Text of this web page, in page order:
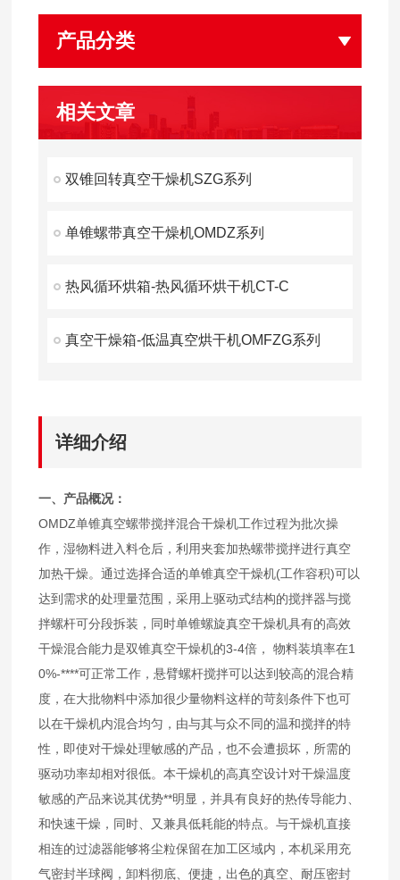
产品分类
相关文章
双锥回转真空干燥机SZG系列
单锥螺带真空干燥机OMDZ系列
热风循环烘箱-热风循环烘干机CT-C
真空干燥箱-低温真空烘干机OMFZG系列
详细介绍
一、产品概况：
OMDZ单锥真空螺带搅拌混合干燥机工作过程为批次操
作，湿物料进入料仓后，利用夹套加热螺带搅拌进行真空
加热干燥。通过选择合适的单锥真空干燥机(工作容积)可以
达到需求的处理量范围，采用上驱动式结构的搅拌器与搅
拌螺杆可分段拆装，同时单锥螺旋真空干燥机具有的高效
干燥混合能力是双锥真空干燥机的3-4倍， 物料装填率在1
0%-****可正常工作，悬臂螺杆搅拌可以达到较高的混合精
度，在大批物料中添加很少量物料这样的苛刻条件下也可
以在干燥机内混合均匀，由与其与众不同的温和搅拌的特
性，即使对干燥处理敏感的产品，也不会遭损坏，所需的
驱动功率却相对很低。本干燥机的高真空设计对干燥温度
敏感的产品来说其优势**明显，并具有良好的热传导能力、
和快速干燥，同时、又兼具低耗能的特点。与干燥机直接
相连的过滤器能够将尘粒保留在加工区域内，本机采用充
气密封半球阀，卸料彻底、便捷，出色的真空、耐压密封